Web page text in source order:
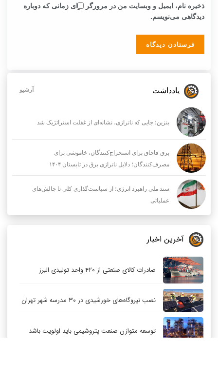
ذخیره نام، ایمیل و وبسایت من در مرورگر برای زمانی که دوباره
دیدگاهی می‌نویسم.
یادداشت آرشیو
بنزین؛ جایی که ناترازی، نشانه‌ای از غفلت استراتژیک شد
برق قاچاق برای استخراج‌کنندگان، خاموشی برای
مصرف‌کنندگان؛ دلایل ناترازی برق در تابستان ۱۴۰۴
سند ملی راهبرد انرژی؛ از سیاست‌گذاری کلی تا چالش‌های
عملیاتی
آخرین اخبار
صادرات کالای صنعتی از ۴۲۰ واحد تولیدی البرز
نصب نیروگاه‌های خورشیدی در ۳۰ مدرسه شهر تهران
توسعه متوازن صنعت پتروشیمی باید اولویت باشد